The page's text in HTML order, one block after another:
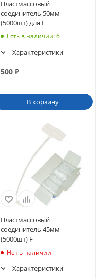
Пластмассовый
соединитель 50мм
(5000шт) для F
Есть в наличии: 6
Характеристики
500₽
В корзину
Пластмассовый
соединитель 45мм
(5000шт) F
Нет в наличии
Характеристики